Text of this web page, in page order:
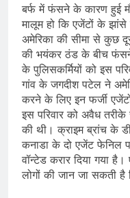
बर्फ में फंसने के कारण हुई
मालूम हो कि एजेंटों के
अमेरिका की सीमा से कुछ
की भयंकर ठंड के बीच फंसने
के पुलिसकर्मियों को इस
गांव के जगदीश पटेल ने
करने के लिए इन फर्जी
इस परिवार को अवैध
की थी। क्राइम ब्रांच के
कनाडा के दो एजेंट फेनिल
वॉन्टेड करार दिया गया
लोगों की जान जा सकती है